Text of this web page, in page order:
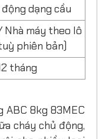
dạng cầu
Nhà máy theo lô
phiên bản)
tháng
8kg 83MEC
cháy chủ động,